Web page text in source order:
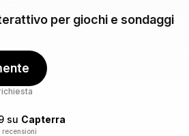
per giochi e sondaggi
su Capterra
recensioni